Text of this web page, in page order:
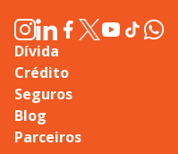
Dívida
Crédito
Seguros
Blog
Parceiros